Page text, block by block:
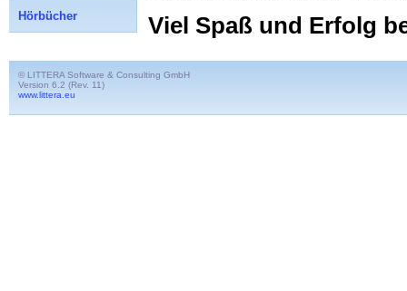
Viel Spaß und Erfolg
Hörbücher
© LITTERA Software & Consulting GmbH
Version 6.2 (Rev. 11)
www.littera.eu